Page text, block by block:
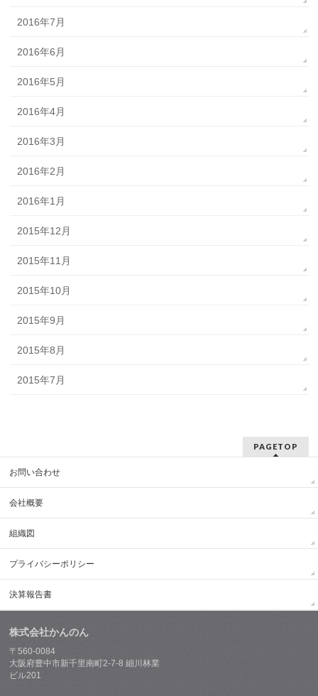
2016年7月
2016年6月
2016年5月
2016年4月
2016年3月
2016年2月
2016年1月
2015年12月
2015年11月
2015年10月
2015年9月
2015年8月
2015年7月
PAGETOP
お問い合わせ
会社概要
組織図
プライバシーポリシー
決算報告書
株式会社かんのん
〒560-0084
大阪府豊中市新千里南町2-7-8 細川林業
ビル201